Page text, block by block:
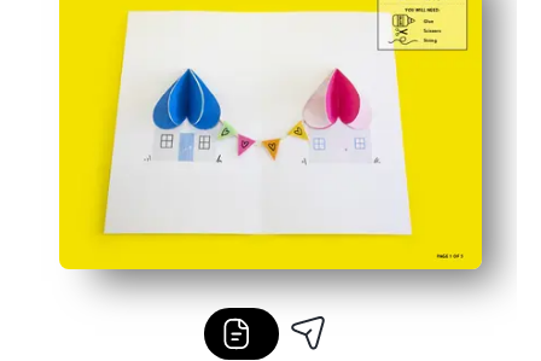
Μπορείτε να εξατομικεύσετε με χρώματα και
Εκτυπώστε όσα χρειάζεστε για το σπίτι ή το μάθημα